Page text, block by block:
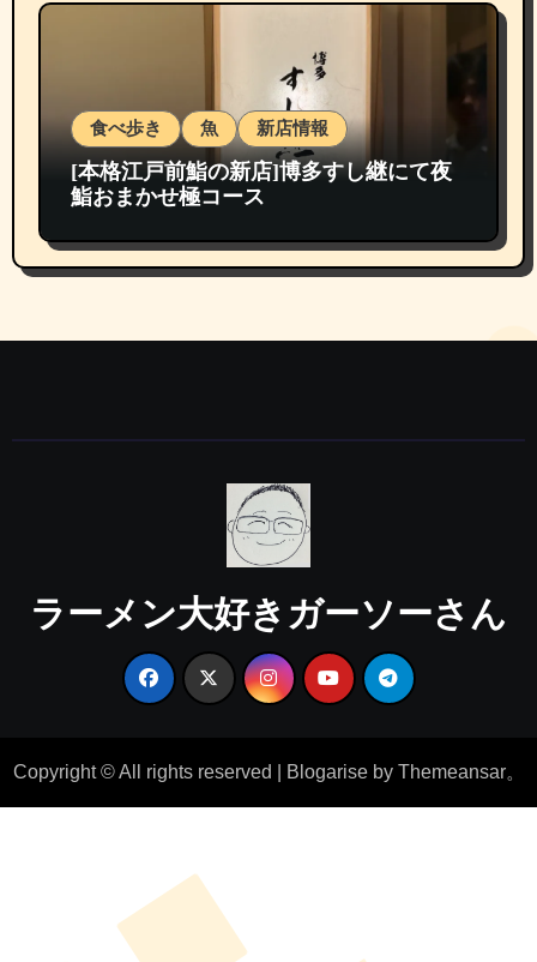
食べ歩き 魚 新店情報
[本格江戸前鮨の新店]博多すし継にて夜
鮨おまかせ極コース
ラーメン大好きガーソーさん
Copyright © All rights reserved Blogariseby Themeansar。